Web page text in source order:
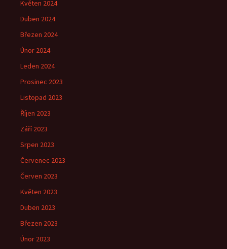
Květen 2024
Duben 2024
Březen 2024
Únor 2024
Leden 2024
Prosinec 2023
Listopad 2023
Říjen 2023
Září 2023
Srpen 2023
Červenec 2023
Červen 2023
Květen 2023
Duben 2023
Březen 2023
Únor 2023